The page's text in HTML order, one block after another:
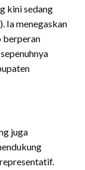
kini sedang
Ia menegaskan
berperan
juga